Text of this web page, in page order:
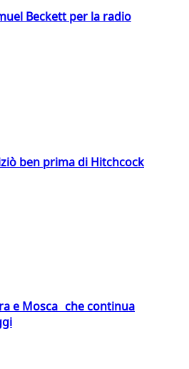
Beckett per la radio
ben prima di Hitchcock
e Mosca che continua